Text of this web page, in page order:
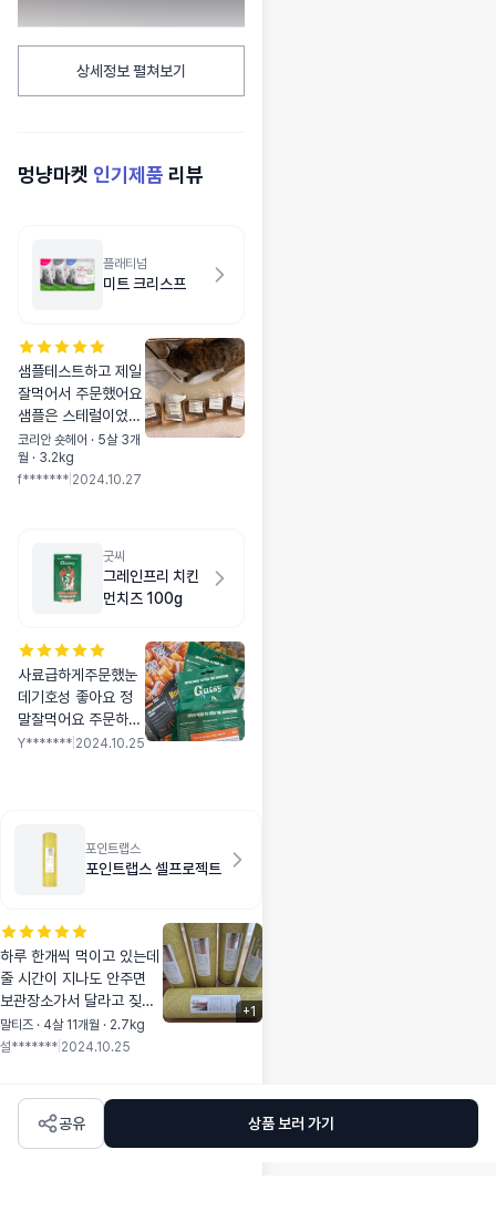
상세정보 펼쳐보기
멍냥마켓 인기제품 리뷰
플래티넘
미트 크리스프
샘플테스트하고 제일
잘먹어서 주문했어요
샘플은 스테럴이었고
본품 주문할땐 살이
좀 찌면 좋겠어서 어
덜트로 했는데 스테
테럴로 주문하려구용
코리안 숏헤어 · 5살 3개
월 · 3.2kg
f******* 2024.10.27
굿씨
그레인프리 치킨
먼치즈 100g
사료급하게주문했눈
데기호성 좋아요 정
말잘먹어요 주문하고
바로다음날 배송출발
Y******* 2024.10.25
포인트랩스
포인트랩스 셀프로젝트
하루 한개씩 먹이고 있는데
줄 시간이 지나도 안주면
보관장소가서 달라고 짖어
요. ㅋㅋ 그만큼 너무잘 머
코 있어서 또 구매하게 되
말티즈 · 4살 11개월 · 2.7kg
설******* 2024.10.25
+1
공유 상품 보러 가기